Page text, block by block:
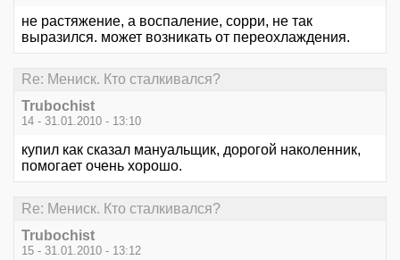
не растяжение, а воспаление, сорри, не так
выразился. может возникать от переохлаждения.
Re: Мениск. Кто сталкивался?
Trubochist
14 - 31.01.2010 - 13:10
купил как сказал мануальщик, дорогой наколенник,
помогает очень хорошо.
Re: Мениск. Кто сталкивался?
Trubochist
15 - 31.01.2010 - 13:12